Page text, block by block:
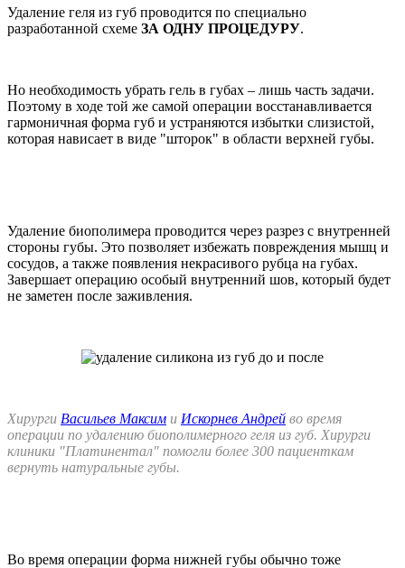
Удаление геля из губ проводится по специально
разработанной схеме ЗА ОДНУ ПРОЦЕДУРУ.
Но необходимость убрать гель в губах – лишь часть задачи.
Поэтому в ходе той же самой операции восстанавливается
гармоничная форма губ и устраняются избытки слизистой,
которая нависает в виде "шторок" в области верхней губы.
Удаление биополимера проводится через разрез с внутренней
стороны губы. Это позволяет избежать повреждения мышц и
сосудов, а также появления некрасивого рубца на губах.
Завершает операцию особый внутренний шов, который будет
не заметен после заживления.
Хирурги Васильев Максим и Искорнев Андрей во время
операции по удалению биополимерного геля из губ. Хирурги
клиники "Платинентал" помогли более 300 пациенткам
вернуть натуральные губы.
Во время операции форма нижней губы обычно тоже